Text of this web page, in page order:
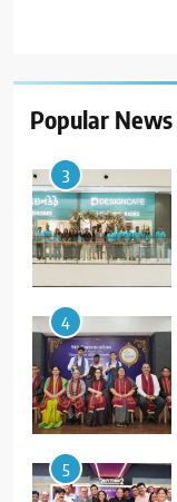
Popular News
3
4
5